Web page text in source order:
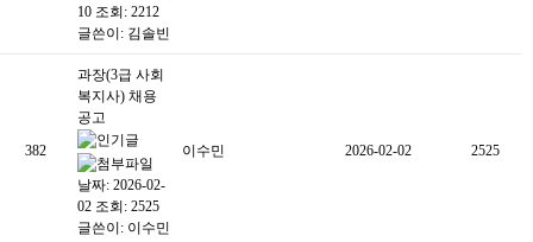
10 조회: 2212
글쓴이: 김솔빈
382
과장(3급 사회
복지사) 채용
공고
날짜: 2026-02-
02 조회: 2525
글쓴이: 이수민
이수민 2026-02-02 2525